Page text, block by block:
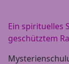
Ein spirituelles
geschütztem